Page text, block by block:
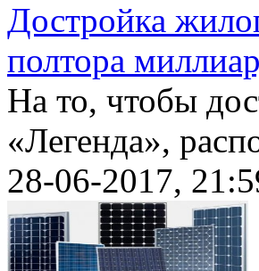
Достройка
полтора
На то, чтобы
«Легенда»,
28-06-2017,